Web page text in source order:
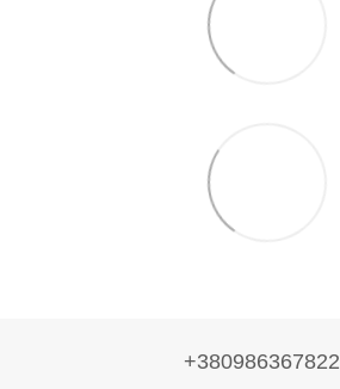
+380986367822